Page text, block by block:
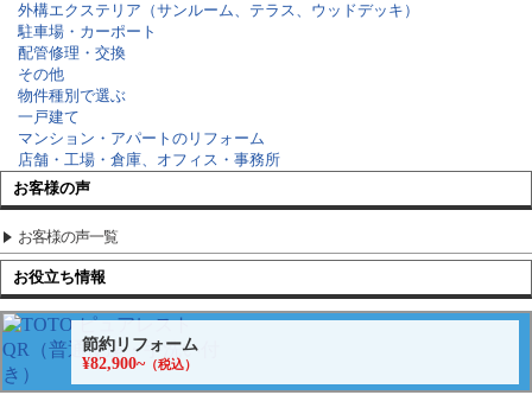
外構エクステリア（サンルーム、テラス、ウッドデッキ）
駐車場・カーポート
配管修理・交換
その他
物件種別で選ぶ
一戸建て
マンション・アパートのリフォーム
店舗・工場・倉庫、オフィス・事務所
お客様の声
お客様の声一覧
お役立ち情報
節約リフォーム
¥82,900~（税込）